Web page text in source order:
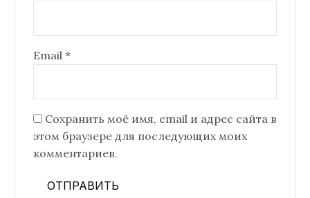
Email *
Сохранить моё имя, email и адрес сайта в
этом браузере для последующих моих
комментариев.